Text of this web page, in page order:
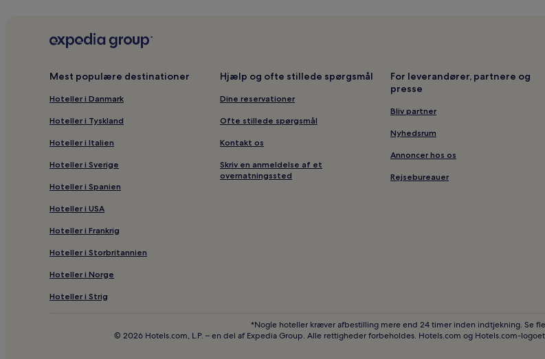
Hoteller i nærheden af Briskeby Stadion
Hoteller i nærheden af Kunstbanken Hedmark Kunstsenter
Hoteller i Innlandet
Hoteller i
Mest populære destinationer
Hoteller i Danmark
Hoteller i Tyskland
Hoteller i Italien
Hoteller i Sverige
Hoteller i Spanien
Hoteller i USA
Hoteller i Frankrig
Hoteller i Storbritannien
Hoteller i Norge
Hoteller i Strig
Hjælp og ofte stillede spørgsmål
Dine reservationer
Ofte stillede spørgsmål
Kontakt os
Skriv en anmeldelse af et
overnatningssted
For leverandører, partnere og
presse
Bliv partner
Nyhedsrum
Annoncer hos os
Rejsebureauer
*Nogle hoteller kræver afbestilling mere end 24 timer inden indtjekning. Se
© 2026 Hotels.com, L.P. – en del af Expedia Group. Alle rettigheder forbeholdes. Hotels.com og Hotels.com-